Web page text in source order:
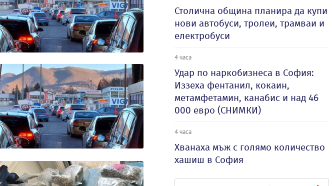
Столична община планира да купи
нови автобуси, тролеи, трамваи и
електробуси
4 часа
Удар по наркобизнеса в София:
Иззеха фентанил, кокаин,
метамфетамин, канабис и над 46
000 евро (СНИМКИ)
4 часа
Хванаха мъж с голямо количество
хашиш в София